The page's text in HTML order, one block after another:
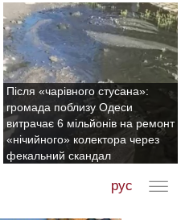
Після «чарівного стусана»:
громада поблизу Одеси
витрачає 6 мільйонів на ремонт
«нічийного» колектора через
фекальний скандал
рус